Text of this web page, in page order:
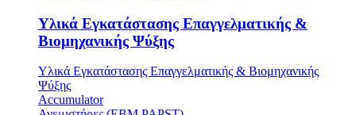
Υλικά Εγκατάστασης Επαγγελματικής &
Βιομηχανικής Ψύξης
Υλικά Εγκατάστασης Επαγγελματικής & Βιομηχανικής
Ψύξης
Accumulator